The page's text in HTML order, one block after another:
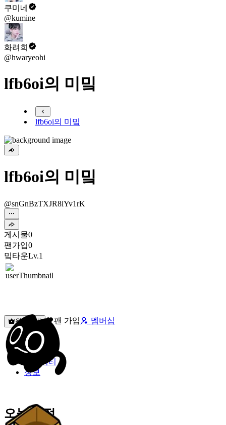
쿠미네
@kumine
화려희
@hwaryeohi
lfb6oi의 미밐
lfb6oi의 미밐
lfb6oi의 미밐
@snGnBzTXJR8iYv1rK
게시물0
팬가입0
밐타운Lv.1
원픽선택 팬 가입 멤버십
밐타운
피드
커뮤니티
정보
오늘 일정